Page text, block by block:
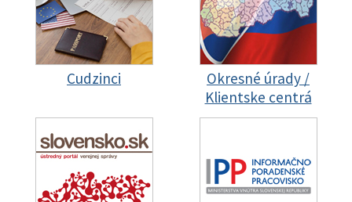
Cudzinci
Okresné úrady /
Klientske centrá